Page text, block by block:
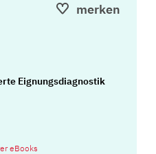
merken
Eignungsdiagnostik
eBooks